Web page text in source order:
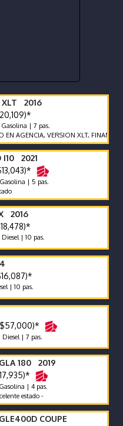
XLT 2016
| 7 pas.
VERSION XLT,
I10 2021
| 5 pas.
2016
| 10 pas.
| 10 pas.
| 7 pas.
180 2019
| 4 pas.
estado -
COUPE